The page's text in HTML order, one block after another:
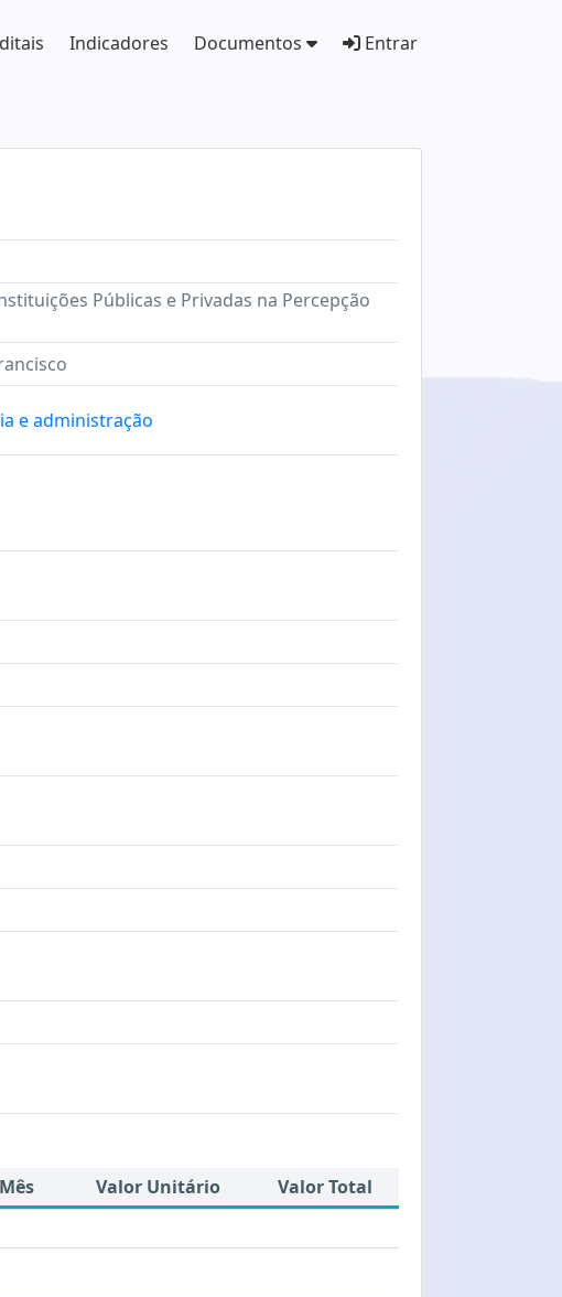
Indicadores Documentos Entrar
Públicas e Privadas na Percepção
e administração
Valor Unitário
Valor Total